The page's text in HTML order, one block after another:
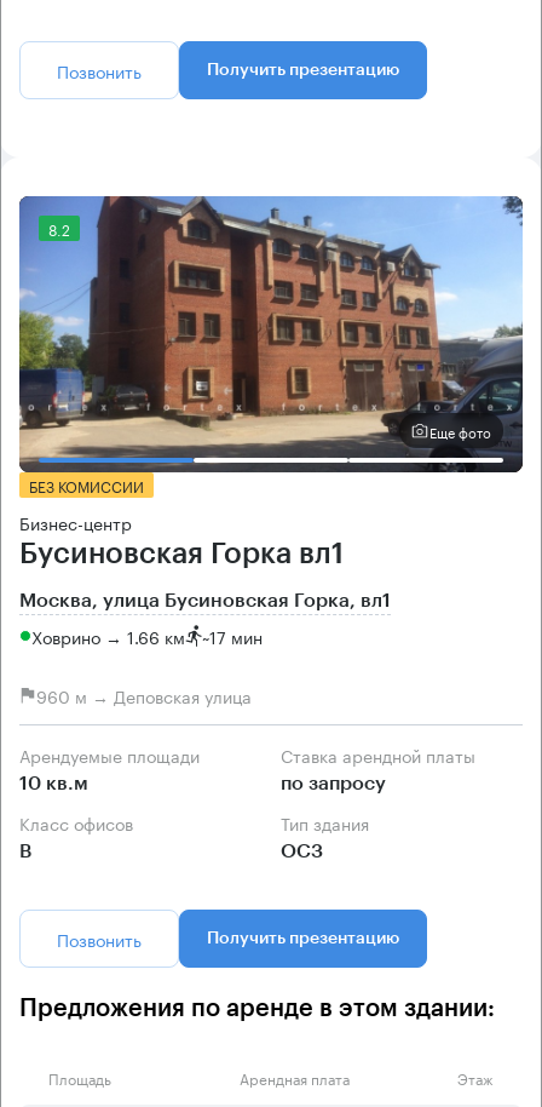
Позвонить Получить презентацию
8.2
Еще фото
БЕЗ КОМИССИИ
Бизнес-центр
Бусиновская Горка вл1
Москва, улица Бусиновская Горка, вл1
Ховрино → 1.66 км ~17 мин
960 м → Деповская улица
Арендуемые площади
10 кв.м
Ставка арендной платы
по запросу
Класс офисов
B
Тип здания
ОСЗ
Позвонить Получить презентацию
Предложения по аренде в этом здании:
Площадь Арендная плата Этаж